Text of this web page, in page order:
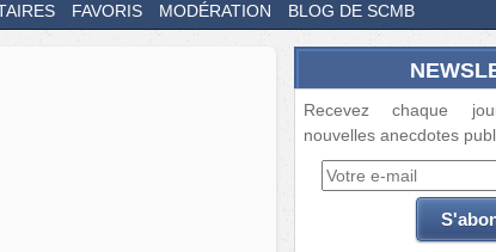
FAVORIS MODÉRATION BLOG DE SCMB
Recevez chaque
nouvelles anecdotes